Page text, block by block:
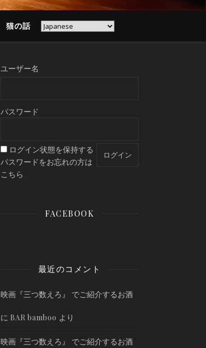
猫の話
ユーザー名
パスワード
ログイン状態を保持する
パスワードをお忘れの方は
こちら
FACEBOOK
最近のコメント
映画『三つ数えろ』 でご紹介するお酒
に BAR bamboo より
映画『三つ数えろ』 でご紹介するお酒